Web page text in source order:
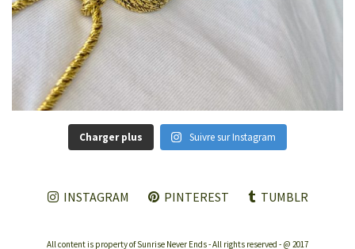
Charger plus Suivre sur Instagram
INSTAGRAM PINTEREST TUMBLR
All content is property of Sunrise Never Ends - All rights reserved - @ 2017